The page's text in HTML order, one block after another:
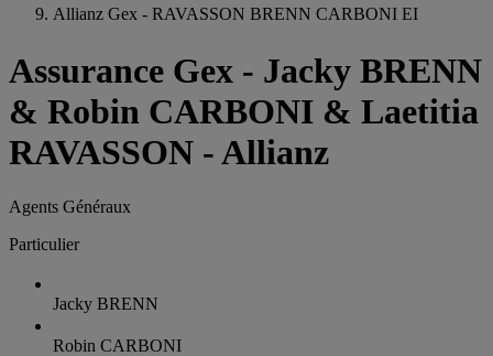
Allianz Gex - RAVASSON BRENN CARBONI EI
Assurance Gex - Jacky BRENN
& Robin CARBONI & Laetitia
RAVASSON - Allianz
Agents Généraux
Particulier
Jacky BRENN
Robin CARBONI